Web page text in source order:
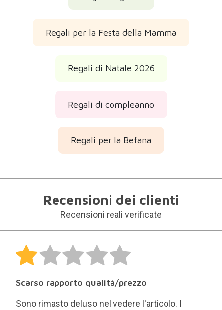
Regali per la Festa della Mamma
Regali di Natale 2026
Regali di compleanno
Regali per la Befana
Recensioni dei clienti
Recensioni reali verificate
Scarso rapporto qualità/prezzo
Sono rimasto deluso nel vedere l'articolo. I